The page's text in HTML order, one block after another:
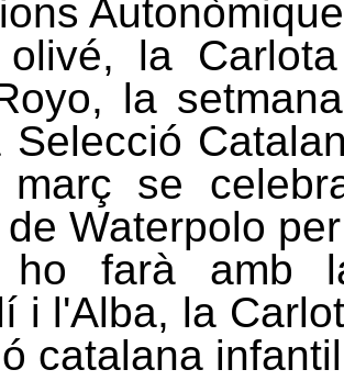
olivé, la
la
Selecció
se
Waterpolo
ho farà amb
i l'Alba, la
catalana